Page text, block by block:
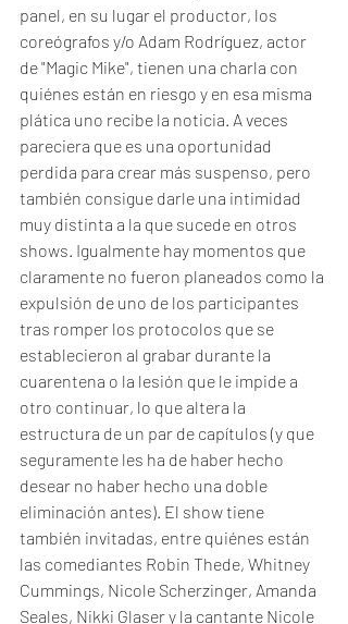
panel, en su lugar el productor, los
coreógrafos y/o Adam Rodríguez, actor
de "Magic Mike", tienen una charla con
quiénes están en riesgo y en esa misma
plática uno recibe la noticia. A veces
pareciera que es una oportunidad
perdida para crear más suspenso, pero
también consigue darle una intimidad
muy distinta a la que sucede en otros
shows. Igualmente hay momentos que
claramente no fueron planeados como la
expulsión de uno de los participantes
tras romper los protocolos que se
establecieron al grabar durante la
cuarentena o la lesión que le impide a
otro continuar, lo que altera la
estructura de un par de capítulos (y que
seguramente les ha de haber hecho
desear no haber hecho una doble
eliminación antes). El show tiene
también invitadas, entre quiénes están
las comediantes Robin Thede, Whitney
Cummings, Nicole Scherzinger, Amanda
Seales, Nikki Glaser y la cantante Nicole